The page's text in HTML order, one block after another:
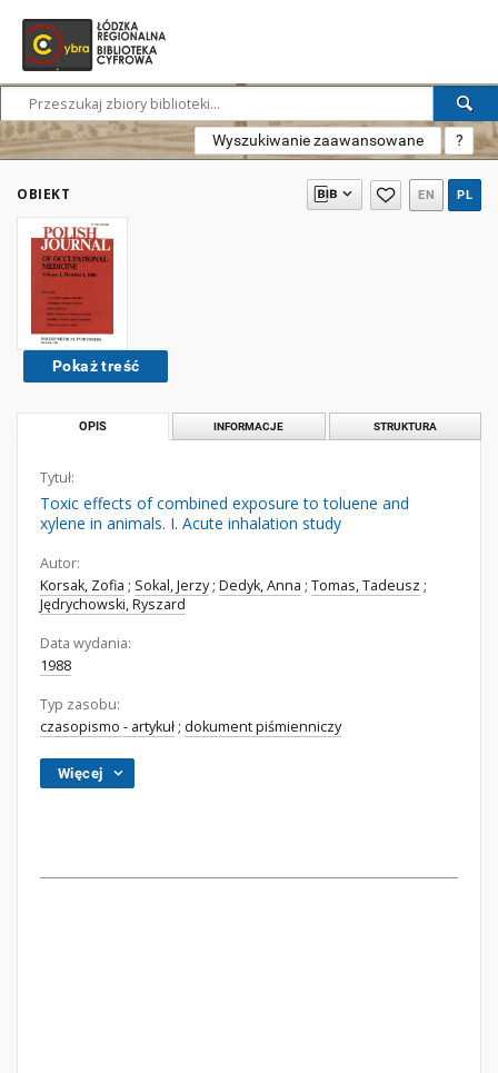
Wyszukiwanie zaawansowane ?
OBIEKT EN PL
Pokaż treść
OPIS INFORMACJE STRUKTURA
Tytuł:
Toxic effects of combined exposure to toluene and
xylene in animals. I. Acute inhalation study
Autor:
Korsak, Zofia ; Sokal, Jerzy; Dedyk, Anna ; Tomas, Tadeusz ;
Jędrychowski, Ryszard
Data wydania:
1988
Typ zasobu:
czasopismo - artykuł ; dokument piśmienniczy
Więcej